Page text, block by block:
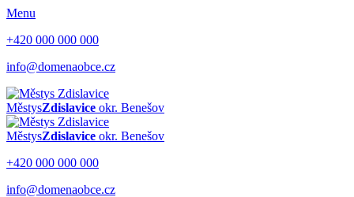
Menu
+420 000 000 000
info@domenaobce.cz
MěstysZdislavice okr. Benešov
MěstysZdislavice okr. Benešov
+420 000 000 000
info@domenaobce.cz